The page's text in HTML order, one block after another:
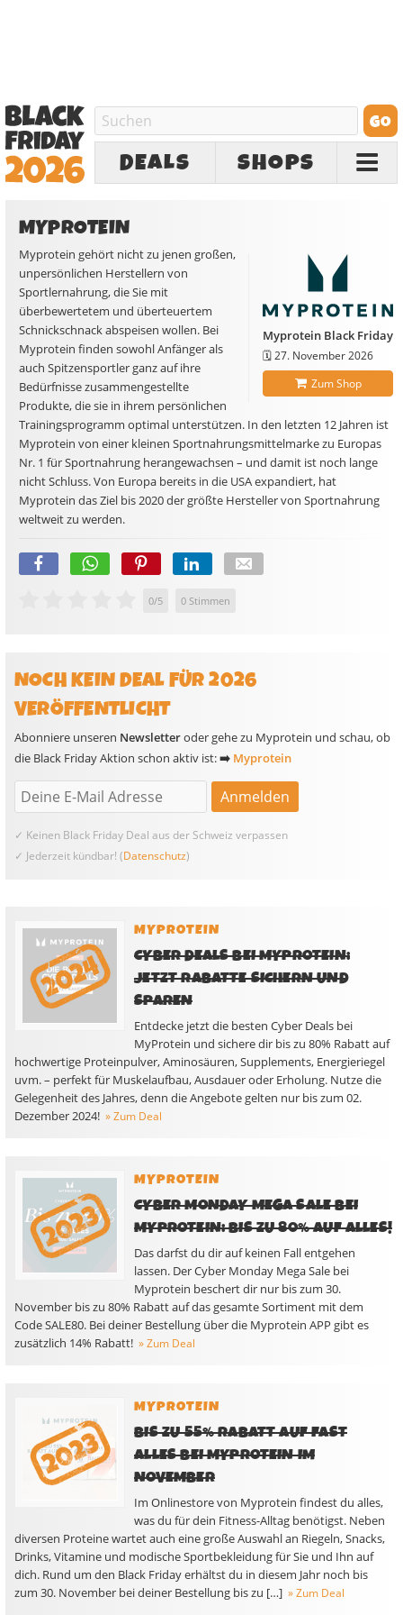
DEALS SHOPS
MYPROTEIN
Myprotein Black Friday
🗓️27. November 2026
Zum Shop
Myprotein gehört nicht zu jenen großen,
unpersönlichen Herstellern von
Sportlernahrung, die Sie mit
überbewertetem und überteuertem
Schnickschnack abspeisen wollen. Bei
Myprotein finden sowohl Anfänger als
auch Spitzensportler ganz auf ihre
Bedürfnisse zusammengestellte
Produkte, die sie in ihrem persönlichen
Trainingsprogramm optimal unterstützen. In den letzten 12 Jahren ist
Myprotein von einer kleinen Sportnahrungsmittelmarke zu Europas
Nr. 1 für Sportnahrung herangewachsen – und damit ist noch lange
nicht Schluss. Von Europa bereits in die USA expandiert, hat
Myprotein das Ziel bis 2020 der größte Hersteller von Sportnahrung
weltweit zu werden.
0/5 0 Stimmen
NOCH KEIN DEAL FÜR 2026
VERÖFFENTLICHT
Abonniere unseren Newsletteroder gehe zu Myprotein und schau, ob
die Black Friday Aktion schon aktiv ist:➡️ Myprotein
✓ Keinen Black Friday Deal aus der Schweiz verpassen
✓ Jederzeit kündbar! (Datenschutz)
MYPROTEIN
CYBER DEALS BEI MYPROTEIN:
JETZT RABATTE SICHERN UND
SPAREN
Entdecke jetzt die besten Cyber Deals bei
MyProtein und sichere dir bis zu 80% Rabatt auf
hochwertige Proteinpulver, Aminosäuren, Supplements, Energieriegel
uvm. – perfekt für Muskelaufbau, Ausdauer oder Erholung. Nutze die
Gelegenheit des Jahres, denn die Angebote gelten nur bis zum 02.
Dezember 2024! » Zum Deal
MYPROTEIN
CYBER MONDAY MEGA SALE BEI
MYPROTEIN: BIS ZU 80% AUF ALLES!
Das darfst du dir auf keinen Fall entgehen
lassen. Der Cyber Monday Mega Sale bei
Myprotein beschert dir nur bis zum 30.
November bis zu 80% Rabatt auf das gesamte Sortiment mit dem
Code SALE80. Bei deiner Bestellung über die Myprotein APP gibt es
zusätzlich 14% Rabatt! » Zum Deal
MYPROTEIN
BIS ZU 55% RABATT AUF FAST
ALLES BEI MYPROTEIN IM
NOVEMBER
Im Onlinestore von Myprotein findest du alles,
was du für dein Fitness-Alltag benötigst. Neben
diversen Proteine wartet auch eine große Auswahl an Riegeln, Snacks,
Drinks, Vitamine und modische Sportbekleidung für Sie und Ihn auf
dich. Rund um den Black Friday erhältst du in diesem Jahr noch bis
zum 30. November bei deiner Bestellung bis zu […] » Zum Deal